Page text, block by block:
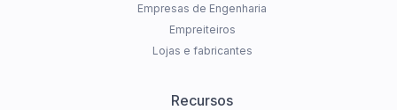
Empresas de Engenharia
Empreiteiros
Lojas e fabricantes
Recursos